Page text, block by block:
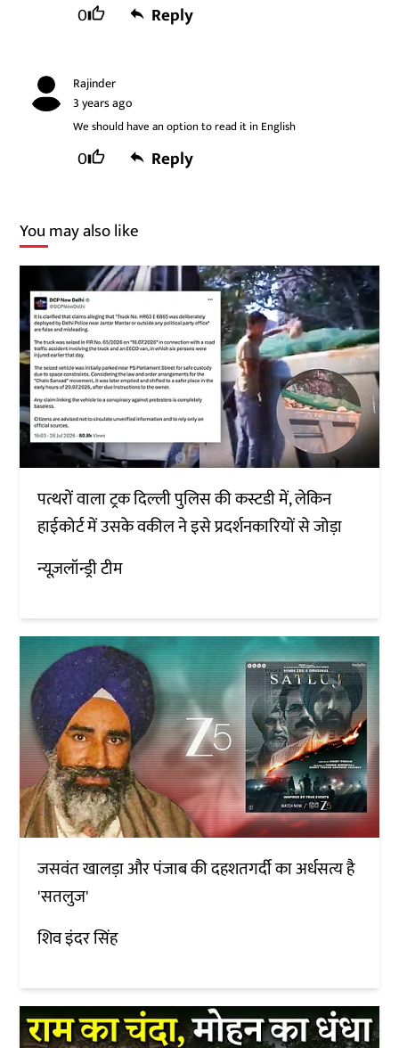
0 Reply
Rajinder
3 years ago
We should have an option to read it in English
0 Reply
You may also like
पत्थरों वाला ट्रक दिल्ली पुलिस की कस्टडी में, लेकिन
हाईकोर्ट में उसके वकील ने इसे प्रदर्शनकारियों से जोड़ा
न्यूज़लॉन्ड्री टीम
जसवंत खालड़ा और पंजाब की दहशतगर्दी का अर्धसत्य है
'सतलुज'
शिव इंदर सिंह